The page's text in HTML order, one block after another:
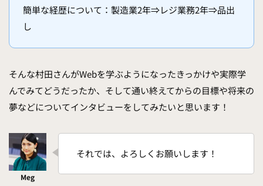
簡単な経歴について：製造業2年⇒レジ業務2年⇒品出
し
そんな村田さんがWebを学ぶようになったきっかけや実際学
んでみてどうだったか、そして通い終えてからの目標や将来の
夢などについてインタビューをしてみたいと思います！
それでは、よろしくお願いします！